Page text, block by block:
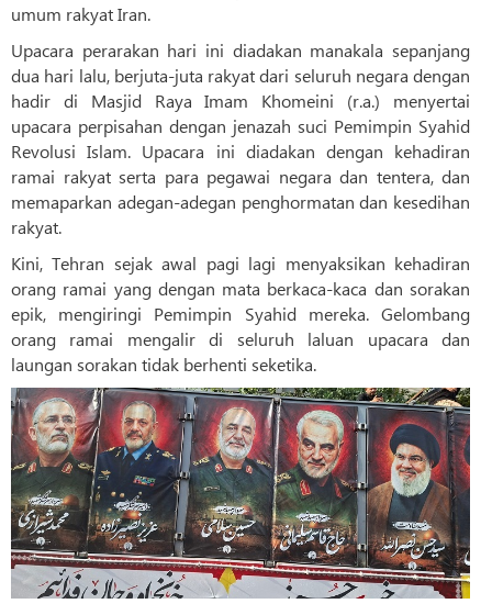
umum rakyat Iran.
Upacara perarakan hari ini diadakan manakala sepanjang
dua hari lalu, berjuta-juta rakyat dari seluruh negara dengan
hadir di Masjid Raya Imam Khomeini (r.a.) menyertai
upacara perpisahan dengan jenazah suci Pemimpin Syahid
Revolusi Islam. Upacara ini diadakan dengan kehadiran
ramai rakyat serta para pegawai negara dan tentera, dan
memaparkan adegan-adegan penghormatan dan kesedihan
rakyat.
Kini, Tehran sejak awal pagi lagi menyaksikan kehadiran
orang ramai yang dengan mata berkaca-kaca dan sorakan
epik, mengiringi Pemimpin Syahid mereka. Gelombang
orang ramai mengalir di seluruh laluan upacara dan
laungan sorakan tidak berhenti seketika.